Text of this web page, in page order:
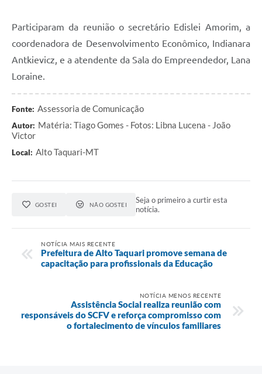
Participaram da reunião o secretário Edislei Amorim, a
coordenadora de Desenvolvimento Econômico, Indianara
Antkievicz, e a atendente da Sala do Empreendedor, Lana
Loraine.
Fonte: Assessoria de Comunicação
Autor: Matéria: Tiago Gomes - Fotos: Libna Lucena - João
Victor
Local: Alto Taquari-MT
GOSTEI NÃO GOSTEI
Seja o primeiro a curtir esta
notícia.
NOTÍCIA MAIS RECENTE
Prefeitura de Alto Taquari promove semana de
capacitação para profissionais da Educação
NOTÍCIA MENOS RECENTE
Assistência Social realiza reunião com
responsáveis do SCFV e reforça compromisso com
o fortalecimento de vínculos familiares